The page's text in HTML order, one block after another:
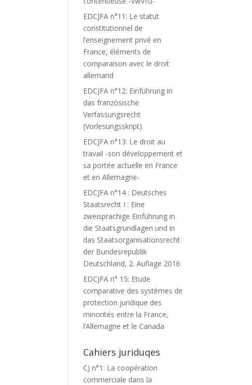
EDCJFA n°11: Le statut
constitutionnel de
l’enseignement privé en
France, éléments de
comparaison avec le droit
allemand
EDCJFA n°12: Einführung in
das französische
Verfassungsrecht
(Vorlesungsskript)
EDCJFA n°13: Le droit au
travail -son développement et
sa portée actuelle en France
et en Allemagne-
EDCJFA n°14 : Deutsches
Staatsrecht I : Eine
zweisprachige Einführung in
die Staatsgrundlagen und in
das Staatsorganisationsrecht
der Bundesrepublik
Deutschland, 2. Auflage 2016
EDCJFA n° 15: Etude
comparative des systèmes de
protection juridique des
minorités entre la France,
l’Allemagne et le Canada
Cahiers juriduqes
CJ n°1: La coopération
commerciale dans la